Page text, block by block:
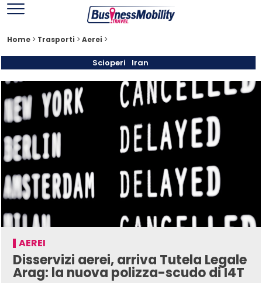
Home > Trasporti > Aerei >
Scioperi Iran
AEREI
Disservizi aerei, arriva Tutela Legale
Arag: la nuova polizza-scudo di I4T